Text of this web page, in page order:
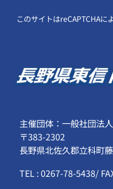
このサイトはreCAPTCHAに
主催団体：一般社団法
〒383-2302
長野県北佐久郡立科町
TEL : 0267-78-5438/